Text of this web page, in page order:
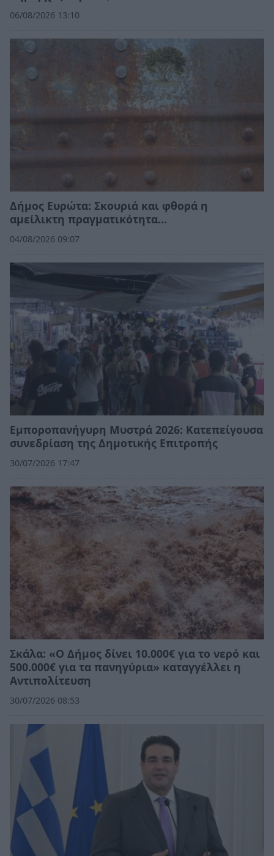
06/08/2026 13:10
Δήμος Ευρώτα: Σκουριά και φθορά η
αμείλικτη πραγματικότητα…
04/08/2026 09:07
Εμποροπανήγυρη Μυστρά 2026: Κατεπείγουσα
συνεδρίαση της Δημοτικής Επιτροπής
30/07/2026 17:47
Σκάλα: «Ο Δήμος δίνει 10.000€ για το νερό και
500.000€ για τα πανηγύρια» καταγγέλλει η
Αντιπολίτευση
30/07/2026 08:53